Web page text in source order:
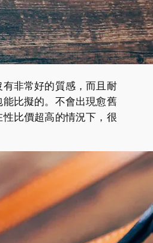
非常好的質感，而且耐
比擬的。不會出現愈舊
比價超高的情況下，很